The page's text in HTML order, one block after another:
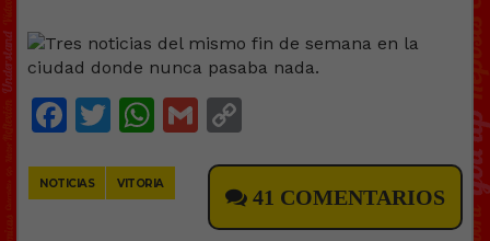
Facebook
Twitter
WhatsApp
Gmail
NOTICIAS VITORIA
41 COMENTARIOS